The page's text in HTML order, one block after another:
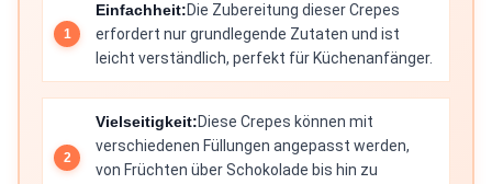
Einfachheit:Die Zubereitung dieser Crepes
erfordert nur grundlegende Zutaten und ist
leicht verständlich, perfekt für Küchenanfänger.
Vielseitigkeit:Diese Crepes können mit
verschiedenen Füllungen angepasst werden,
von Früchten über Schokolade bis hin zu